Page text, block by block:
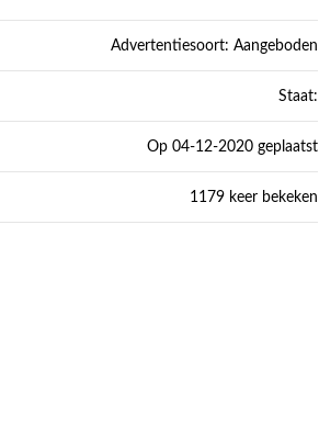
Advertentiesoort: Aangeboden
Staat:
Op 04-12-2020 geplaatst
1179 keer bekeken